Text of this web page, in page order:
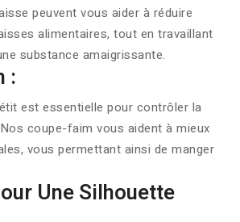
peuvent vous aider à réduire
alimentaires, tout en travaillant
substance amaigrissante.
:
est essentielle pour contrôler la
coupe-faim vous aident à mieux
vous permettant ainsi de manger
Une Silhouette